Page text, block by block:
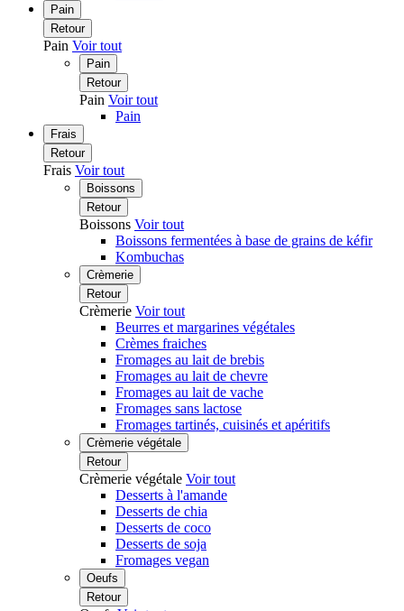
Pain
Retour
Pain Voir tout
Pain
Retour
Pain Voir tout
Pain
Frais
Retour
Frais Voir tout
Boissons
Retour
Boissons Voir tout
Boissons fermentées à base de grains de kéfir
Kombuchas
Crèmerie
Retour
Crèmerie Voir tout
Beurres et margarines végétales
Crèmes fraiches
Fromages au lait de brebis
Fromages au lait de chevre
Fromages au lait de vache
Fromages sans lactose
Fromages tartinés, cuisinés et apéritifs
Crèmerie végétale
Retour
Crèmerie végétale Voir tout
Desserts à l'amande
Desserts de chia
Desserts de coco
Desserts de soja
Fromages vegan
Oeufs
Retour